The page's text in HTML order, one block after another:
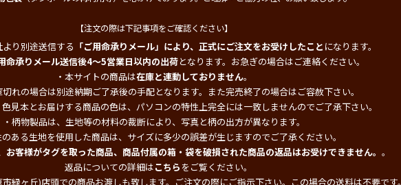
【注文の際は下記事項をご確認ください】
り別途送信する 「ご用命承りメール」により、正式にご注文をお受けしたこと になります。
命承りメール送信後4～5営業日以内の出荷となります。お急ぎの場合はご連絡ください。
・本サイトの商品は在庫と連動しておりません。
れの場合は別途納期ご了承後の手配となります。また完売終了の場合はご容赦下さい。
見本とお届けする商品の色は、パソコンの特性上完全には一致しませんのでご了承下さい。
・柄物製品は、生地等の材料の裁断により、写真と柄の出方が異なります。
ある生地を使用した商品は、サイズに多少の誤差が生じますのでご了承ください。
お客様がタグを取った商品、商品付属の箱・袋を破損された商品の返品はお受けできません。 。
返品についての詳細はこちらをご覧ください。
緑ヶ丘)店頭での商品お渡しも致します。ご注文の際にご指示下さい。この場合の送料は不要です。